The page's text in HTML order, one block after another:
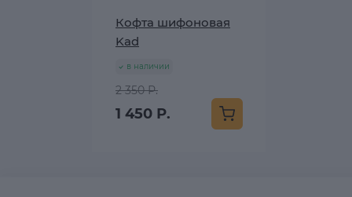
Кофта шифоновая
Kad
в наличии
2 350 Р.
1 450 Р.